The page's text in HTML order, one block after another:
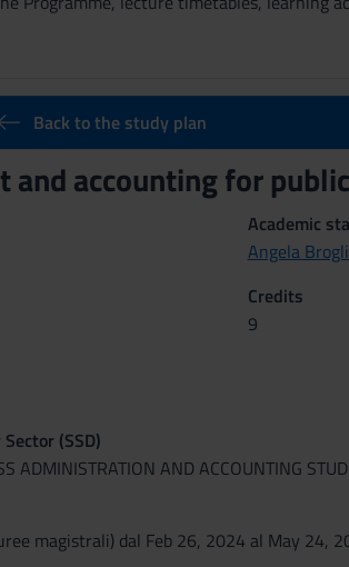
Back to the study plan
and accounting for
Academic
Angela
Credits
9
(SSD)
ADMINISTRATION AND ACCOUNTING
magistrali) dal Feb 26, 2024 al May 24,